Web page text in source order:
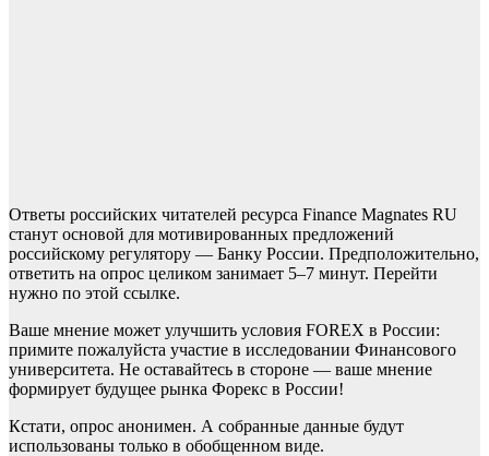
Ответы российских читателей ресурса Finance Magnates RU
станут основой для мотивированных предложений
российскому регулятору — Банку России. Предположительно,
ответить на опрос целиком занимает 5–7 минут. Перейти
нужно по этой ссылке.
Ваше мнение может улучшить условия FOREX в России:
примите пожалуйста участие в исследовании Финансового
университета. Не оставайтесь в стороне — ваше мнение
формирует будущее рынка Форекс в России!
Кстати, опрос анонимен. А собранные данные будут
использованы только в обобщенном виде.